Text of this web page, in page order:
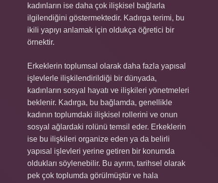
kadınların ise daha çok ilişkisel bağlarla
ilgilendiğini göstermektedir. Kadırga terimi, bu
ikili yapıyı anlamak için oldukça öğretici bir
örnektir.
Erkeklerin toplumsal olarak daha fazla yapısal
işlevlerle ilişkilendirildiği bir dünyada,
kadınların sosyal hayatı ve ilişkileri yönetmeleri
beklenir. Kadırga, bu bağlamda, genellikle
kadının toplumdaki ilişkisel rollerini ve onun
sosyal ağlardaki rolünü temsil eder. Erkeklerin
ise bu ilişkileri organize eden ya da belirli
yapısal işlevleri yerine getiren bir konumda
oldukları söylenebilir. Bu ayrım, tarihsel olarak
pek çok toplumda görülmüştür ve hala